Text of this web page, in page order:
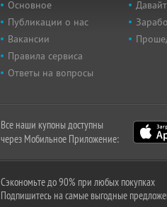
Основное
Публикации о нас
Вакансии
Правила сервиса
Ответы на вопросы
Все наши купоны доступны
через Мобильное Приложение:
Сэкономьте до 90% при любых покупках
Подпишитесь на самые выгодные